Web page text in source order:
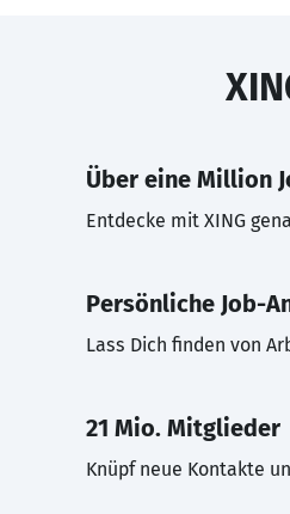
Über eine Million
Entdecke mit XING
Persönliche Job-
Lass Dich finden von
21 Mio. Mitglieder
Knüpf neue Kontakte